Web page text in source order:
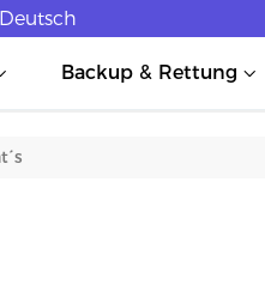
Deutsch
Backup & Rettung